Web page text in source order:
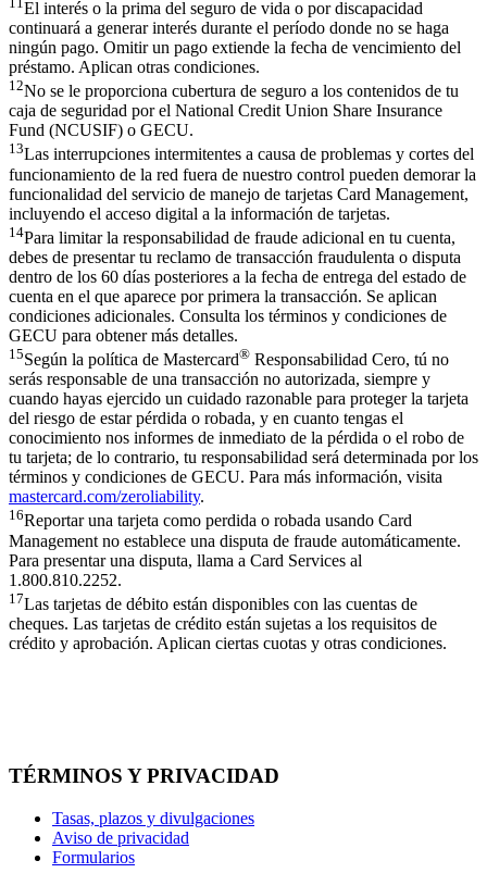
El interés o la prima del seguro de vida o por discapacidad
continuará a generar interés durante el período donde no se haga
ningún pago. Omitir un pago extiende la fecha de vencimiento del
préstamo. Aplican otras condiciones.
12No se le proporciona cubertura de seguro a los contenidos de tu
caja de seguridad por el National Credit Union Share Insurance
Fund (NCUSIF) o GECU.
13Las interrupciones intermitentes a causa de problemas y cortes del
funcionamiento de la red fuera de nuestro control pueden demorar la
funcionalidad del servicio de manejo de tarjetas Card Management,
incluyendo el acceso digital a la información de tarjetas.
14Para limitar la responsabilidad de fraude adicional en tu cuenta,
debes de presentar tu reclamo de transacción fraudulenta o disputa
dentro de los 60 días posteriores a la fecha de entrega del estado de
cuenta en el que aparece por primera la transacción. Se aplican
condiciones adicionales. Consulta los términos y condiciones de
GECU para obtener más detalles.
15Según la política de Mastercard® Responsabilidad Cero, tú no
serás responsable de una transacción no autorizada, siempre y
cuando hayas ejercido un cuidado razonable para proteger la tarjeta
del riesgo de estar pérdida o robada, y en cuanto tengas el
conocimiento nos informes de inmediato de la pérdida o el robo de
tu tarjeta; de lo contrario, tu responsabilidad será determinada por los
términos y condiciones de GECU. Para más información, visita
mastercard.com/zeroliability.
16Reportar una tarjeta como perdida o robada usando Card
Management no establece una disputa de fraude automáticamente.
Para presentar una disputa, llama a Card Services al
1.800.810.2252.
17Las tarjetas de débito están disponibles con las cuentas de
cheques. Las tarjetas de crédito están sujetas a los requisitos de
crédito y aprobación. Aplican ciertas cuotas y otras condiciones.
TÉRMINOS Y PRIVACIDAD
Tasas, plazos y divulgaciones
Aviso de privacidad
Formularios